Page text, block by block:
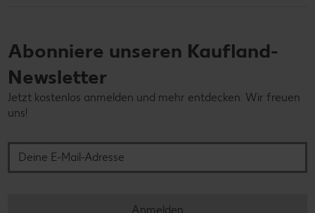
Abonniere unseren Kaufland-
Newsletter
Jetzt kostenlos anmelden und mehr entdecken. Wir freuen
uns!
Anmelden